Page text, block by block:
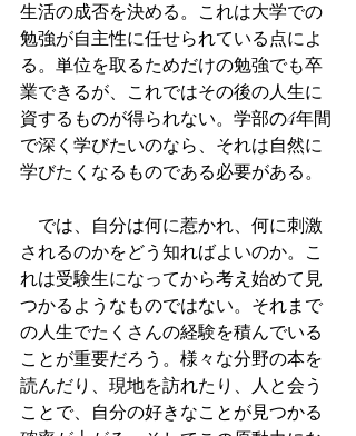
生活の成否を決める。これは大学での
勉強が自主性に任せられている点によ
る。単位を取るためだけの勉強でも卒
業できるが、これではその後の人生に
資するものが得られない。学部の4年間
で深く学びたいのなら、それは自然に
学びたくなるものである必要がある。
では、自分は何に惹かれ、何に刺激
されるのかをどう知ればよいのか。こ
れは受験生になってから考え始めて見
つかるようなものではない。それまで
の人生でたくさんの経験を積んでいる
ことが重要だろう。様々な分野の本を
読んだり、現地を訪れたり、人と会う
ことで、自分の好きなことが見つかる